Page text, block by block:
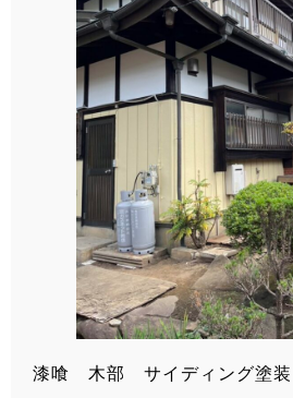
漆喰 木部 サイディング塗